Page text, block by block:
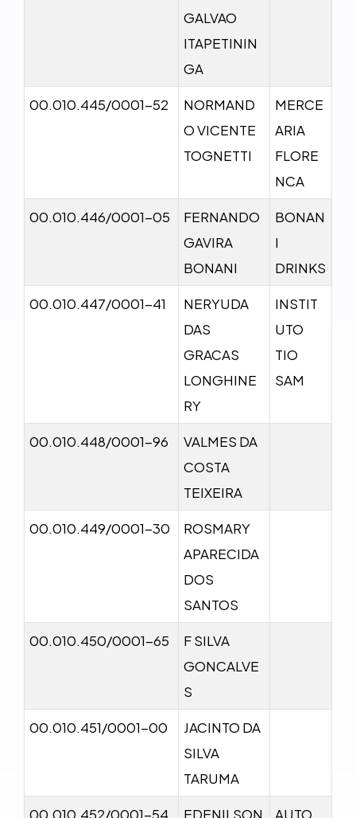
GALVAO
ITAPETININ
GA
00.010.445/0001-52
NORMAND
O VICENTE
TOGNETTI
MERCE
ARIA
FLORE
NCA
00.010.446/0001-05
FERNANDO
GAVIRA
BONANI
BONAN
I
DRINKS
00.010.447/0001-41
NERYUDA
DAS
GRACAS
LONGHINE
RY
INSTIT
UTO
TIO
SAM
00.010.448/0001-96
VALMES DA
COSTA
TEIXEIRA
00.010.449/0001-30
ROSMARY
APARECIDA
DOS
SANTOS
00.010.450/0001-65
F SILVA
GONCALVE
S
00.010.451/0001-00
JACINTO DA
SILVA
TARUMA
00.010.452/0001-54
EDENILSON
AUTO